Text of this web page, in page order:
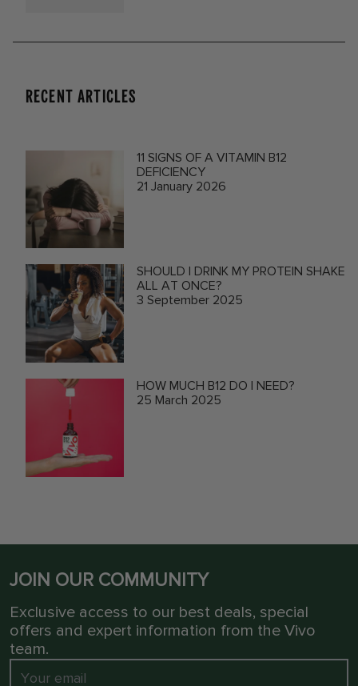
RECENT ARTICLES
11 SIGNS OF A VITAMIN B12
DEFICIENCY
21 January 2026
SHOULD I DRINK MY PROTEIN SHAKE
ALL AT ONCE?
3 September 2025
HOW MUCH B12 DO I NEED?
25 March 2025
JOIN OUR COMMUNITY
Exclusive access to our best deals, special
offers and expert information from the Vivo
team.